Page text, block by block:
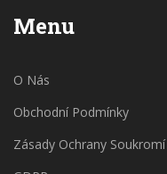
Menu
O Nás
Obchodní Podmínky
Zásady Ochrany Soukromí